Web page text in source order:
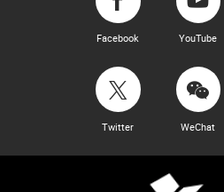
Facebook YouTube
Twitter WeChat